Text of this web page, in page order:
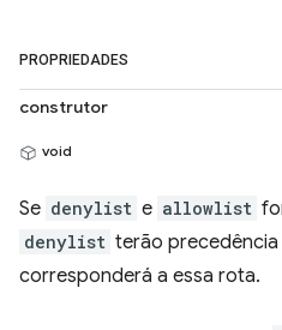
PROPRIEDADES
construtor
void
Se denylist e allowlist
denylist terão
corresponderá a essa rota.